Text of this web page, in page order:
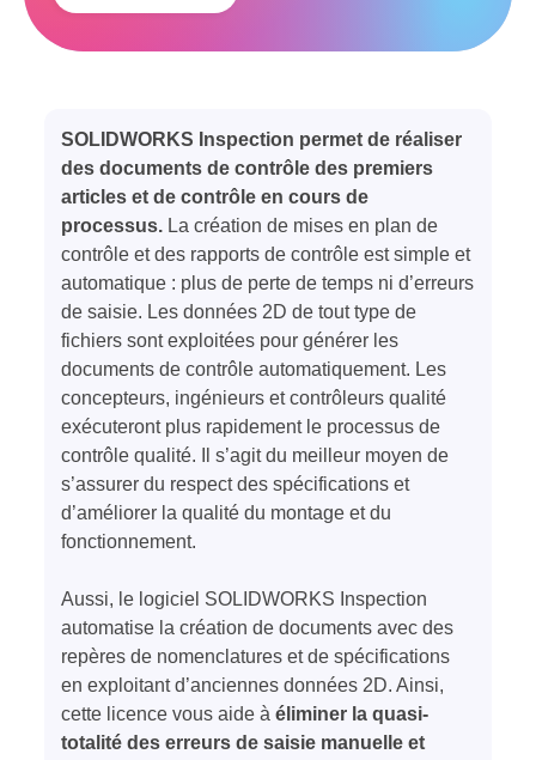
SOLIDWORKS Inspection permet de réaliser
des documents de contrôle des premiers
articles et de contrôle en cours de
processus. La création de mises en plan de
contrôle et des rapports de contrôle est simple et
automatique : plus de perte de temps ni d’erreurs
de saisie. Les données 2D de tout type de
fichiers sont exploitées pour générer les
documents de contrôle automatiquement. Les
concepteurs, ingénieurs et contrôleurs qualité
exécuteront plus rapidement le processus de
contrôle qualité. Il s’agit du meilleur moyen de
s’assurer du respect des spécifications et
d’améliorer la qualité du montage et du
fonctionnement.
Aussi, le logiciel SOLIDWORKS Inspection
automatise la création de documents avec des
repères de nomenclatures et de spécifications
en exploitant d’anciennes données 2D. Ainsi,
cette licence vous aide àéliminer la quasi-
totalité des erreurs de saisie manuelle et